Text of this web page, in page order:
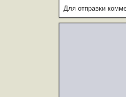
Для отправки